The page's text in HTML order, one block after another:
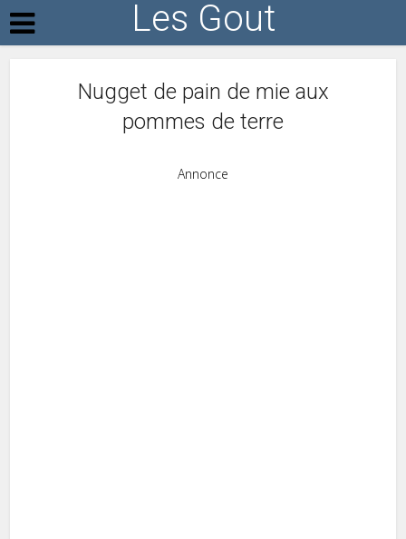
Les Gout
Nugget de pain de mie aux
pommes de terre
Annonce